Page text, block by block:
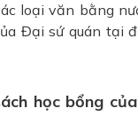
loại văn bằng
Đại sứ quán tại
học bổng